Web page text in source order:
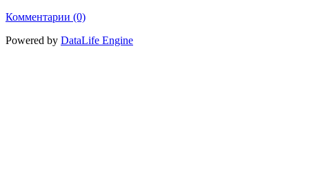
Комментарии (0)
Powered by DataLife Engine